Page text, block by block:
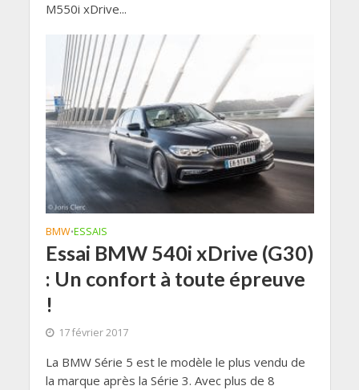
M550i xDrive...
BMW•ESSAIS
Essai BMW 540i xDrive (G30)
: Un confort à toute épreuve
!
17 février 2017
La BMW Série 5 est le modèle le plus vendu de
la marque après la Série 3. Avec plus de 8